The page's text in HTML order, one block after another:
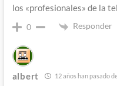
los «profesionales» de la
0 Responder
albert 12 años han pasado